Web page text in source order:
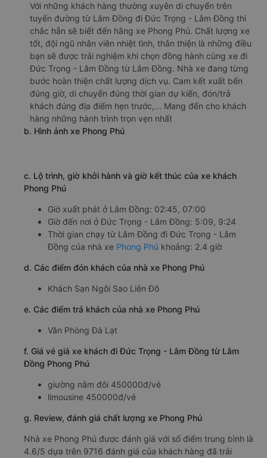
Với những khách hàng thường xuyên di chuyển trên
tuyến đường từ Lâm Đồng đi Đức Trọng - Lâm Đồng thì
chắc hẳn sẽ biết đến hãng xe Phong Phú. Chất lượng xe
tốt, đội ngũ nhân viên nhiệt tình, thân thiện là những điều
bạn sẽ được trải nghiệm khi chọn đồng hành cùng xe đi
Đức Trọng - Lâm Đồng từ Lâm Đồng. Nhà xe đang từng
bước hoàn thiện chất lượng dịch vụ. Cam kết xuất bến
đúng giờ, di chuyển đúng thời gian dự kiến, đón/trả
khách đúng địa điểm hẹn trước,... Mang đến cho khách
hàng những hành trình trọn vẹn nhất
b. Hình ảnh xe Phong Phú
c. Lộ trình, giờ khởi hành và giờ kết thúc của xe khách
Phong Phú
Giờ xuất phát ở Lâm Đồng: 02:45, 07:00
Giờ đến nơi ở Đức Trọng - Lâm Đồng: 5:09, 9:24
Thời gian chạy từ Lâm Đồng đi Đức Trọng - Lâm
Đồng của nhà xe Phong Phú khoảng: 2.4 giờ
d. Các điểm đón khách của nhà xe Phong Phú
Khách Sạn Ngôi Sao Liên Đô
e. Các điểm trả khách của nhà xe Phong Phú
Văn Phòng Đà Lạt
f. Giá vé giá xe khách đi Đức Trọng - Lâm Đồng từ Lâm
Đồng Phong Phú
giường nằm đôi 450000đ/vé
limousine 450000đ/vé
g. Review, đánh giá chất lượng xe Phong Phú
Nhà xe Phong Phú được đánh giá với số điểm trung bình là
4.6/5 dựa trên 9716 đánh giá của khách hàng đã trải